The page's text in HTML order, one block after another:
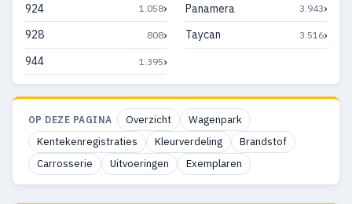
924 1.058›
928 808›
944 1.395›
Panamera 3.943›
Taycan 3.516›
OP DEZE PAGINA Overzicht
Wagenpark
Kentekenregistraties
Kleurverdeling
Brandstof
Carrosserie
Uitvoeringen Exemplaren